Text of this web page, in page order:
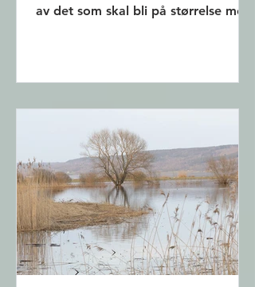
av det som skal bli på størrelse med